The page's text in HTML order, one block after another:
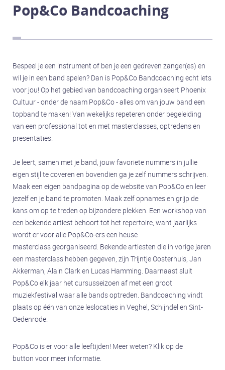
Pop&Co Bandcoaching
Bespeel je een instrument of ben je een gedreven zanger(es) en
wil je in een band spelen? Dan is Pop&Co Bandcoaching echt iets
voor jou! Op het gebied van bandcoaching organiseert Phoenix
Cultuur - onder de naam Pop&Co - alles om van jouw band een
topband te maken! Van wekelijks repeteren onder begeleiding
van een professional tot en met masterclasses, optredens en
presentaties.
Je leert, samen met je band, jouw favoriete nummers in jullie
eigen stijl te coveren en bovendien ga je zelf nummers schrijven.
Maak een eigen bandpagina op de website van Pop&Co en leer
jezelf en je band te promoten. Maak zelf opnames en grijp de
kans om op te treden op bijzondere plekken. Een workshop van
een bekende artiest behoort tot het repertoire, want jaarlijks
wordt er voor alle Pop&Co-ers een heuse
masterclass georganiseerd. Bekende artiesten die in vorige jaren
een masterclass hebben gegeven, zijn Trijntje Oosterhuis, Jan
Akkerman, Alain Clark en Lucas Hamming. Daarnaast sluit
Pop&Co elk jaar het cursusseizoen af met een groot
muziekfestival waar alle bands optreden. Bandcoaching vindt
plaats op één van onze leslocaties in Veghel, Schijndel en Sint-
Oedenrode.
Pop&Co is er voor alle leeftijden! Meer weten? Klik op de
button voor meer informatie.
Sound Bites
Sylo6
Veghel
Schijndel
Sint-Oedenrode
Nieuws
Inschrijven
Inschrijven
FAQ
FAQ
Agenda
Agenda
Volg ons!
Op Facebook
Op Instagram
Op YouTube
Contact